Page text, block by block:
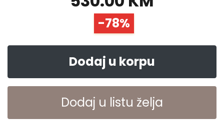
-78%
Dodaj u korpu
Dodaj u listu želja